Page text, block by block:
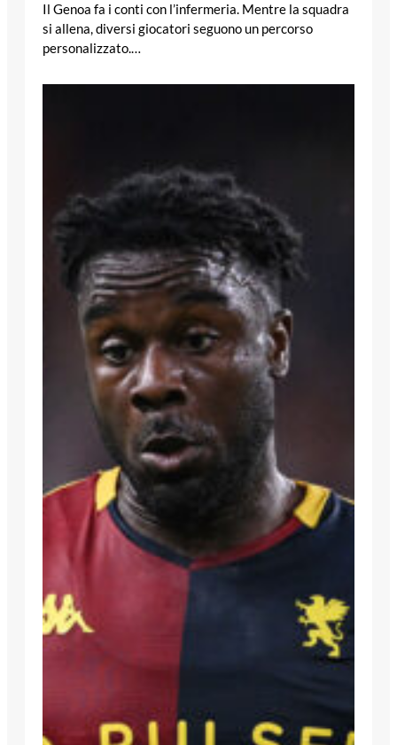
Il Genoa fa i conti con l’infermeria. Mentre la squadra
si allena, diversi giocatori seguono un percorso
personalizzato.…